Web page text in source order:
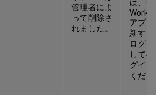
管理者によ
って削除さ
れました。
は、
アプ
新す
ログ
して
グイ
くだ